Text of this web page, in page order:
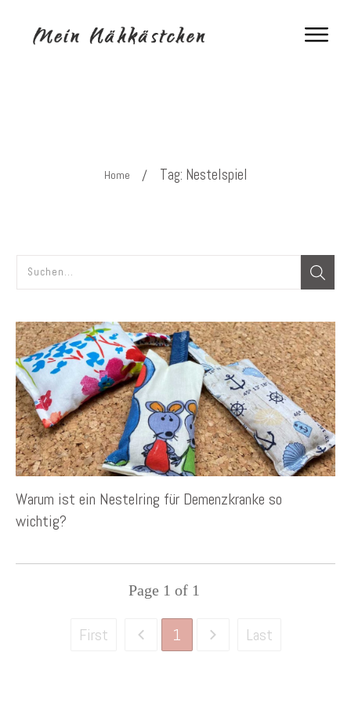
Home / Tag: Nestelspiel
Warum ist ein Nestelring für Demenzkranke so
wichtig?
Page 1 of 1
First 1 Last